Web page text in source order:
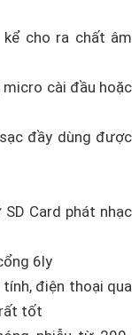
cho ra chất âm
cài đầu hoặc
đầy dùng được
Card phát nhạc
6ly
điện thoại qua
tốt